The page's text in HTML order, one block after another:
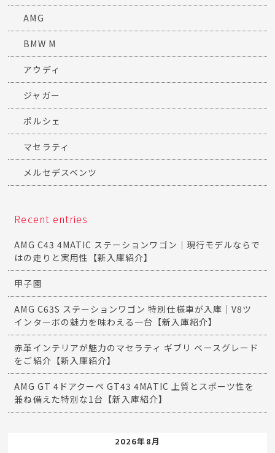
AMG
BMW M
アウディ
ジャガー
ポルシェ
マセラティ
メルセデスベンツ
Recent entries
AMG C43 4MATIC ステーションワゴン｜現行モデルならで
はの走りと実用性【新入庫紹介】
甲子園
AMG C63S ステーションワゴン 特別仕様車が入庫｜V8ツ
インターボの魅力を味わえる一台【新入庫紹介】
赤革インテリアが魅力のマセラティ ギブリ ベースグレード
をご紹介【新入庫紹介】
AMG GT 4ドアクーペ GT43 4MATIC 上質とスポーツ性を
兼ね備えた特別な1台【新入庫紹介】
2026年8月